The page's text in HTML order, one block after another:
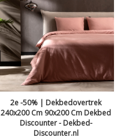
2e -50% | Dekbedovertrek
240x200 Cm 90x200 Cm Dekbed
Discounter - Dekbed-
Discounter.nl